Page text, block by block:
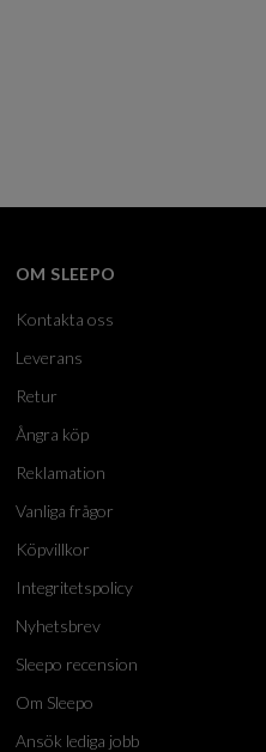
OM SLEEPO
Kontakta oss
Leverans
Retur
Ångra köp
Reklamation
Vanliga frågor
Köpvillkor
Integritetspolicy
Nyhetsbrev
Sleepo recension
Om Sleepo
Ansök lediga jobb